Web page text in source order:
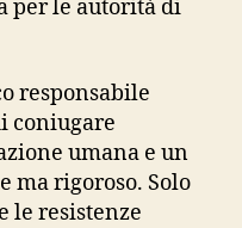
per le autorità di
responsabile
coniugare
umana e un
ma rigoroso. Solo
le resistenze